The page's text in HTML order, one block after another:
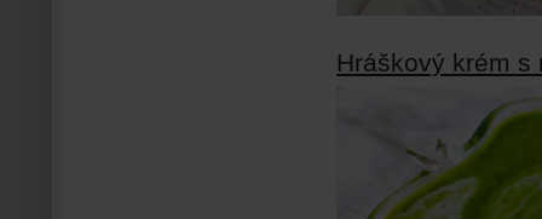
Hráškový krém s